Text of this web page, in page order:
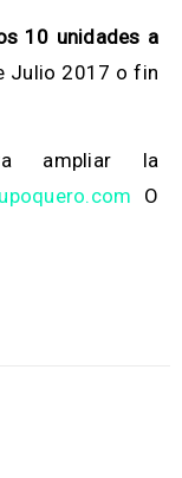
10 unidades a
Julio 2017 o fin
ampliar la
O